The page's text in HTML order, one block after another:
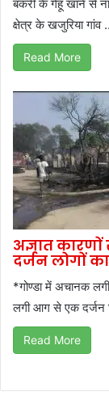
बकरी के गेहूं खाने से
क्षेत्र के खजुरिया गांव
Read More
अज्ञात
दर्जन लोगों
*गोण्डा में अचानक
लगी आग से एक दर्जन
Read More